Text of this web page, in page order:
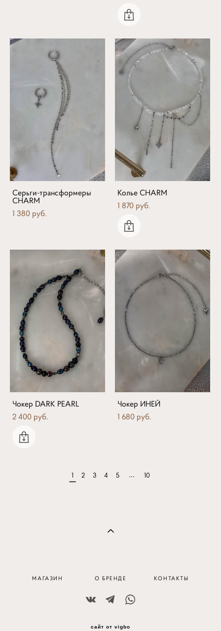
Серьги-трансформеры
CHARM
1 380 pуб.
Колье CHARM
1 870 pуб.
Чокер DARK PEARL
2 400 pуб.
Чокер ИНЕЙ
1 680 pуб.
1 2 3 4 5 ... 10
МАГАЗИН О БРЕНДЕ КОНТАКТЫ
сайт от vigbo